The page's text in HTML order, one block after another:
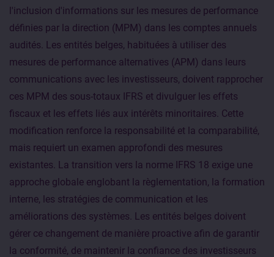
l'inclusion d'informations sur les mesures de performance
définies par la direction (MPM) dans les comptes annuels
audités. Les entités belges, habituées à utiliser des
mesures de performance alternatives (APM) dans leurs
communications avec les investisseurs, doivent rapprocher
ces MPM des sous-totaux IFRS et divulguer les effets
fiscaux et les effets liés aux intérêts minoritaires. Cette
modification renforce la responsabilité et la comparabilité,
mais requiert un examen approfondi des mesures
existantes. La transition vers la norme IFRS 18 exige une
approche globale englobant la règlementation, la formation
interne, les stratégies de communication et les
améliorations des systèmes. Les entités belges doivent
gérer ce changement de manière proactive afin de garantir
la conformité, de maintenir la confiance des investisseurs